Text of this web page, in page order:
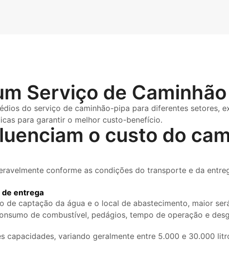
Serviço de
do serviço de caminhão-pipa para diferentes setores,
para garantir o melhor custo-benefício.
o custo do
conforme as condições do transporte e da
de entrega
de captação da água e o local de abastecimento, maior
de combustível, pedágios, tempo de operação e
capacidades, variando geralmente entre 5.000 e 30.000